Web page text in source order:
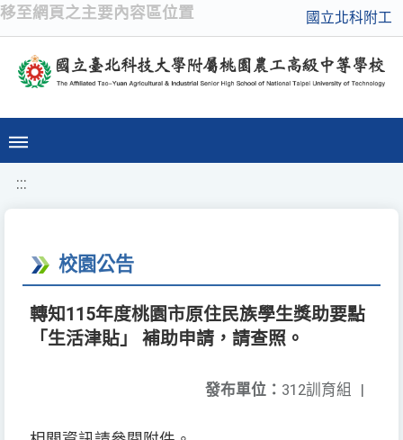
移至網頁之主要內容區位置 國立北科附工
:::
校園公告
轉知115年度桃園市原住民族學生獎助要點
「生活津貼」 補助申請，請查照。
發布單位： 312訓育組 |